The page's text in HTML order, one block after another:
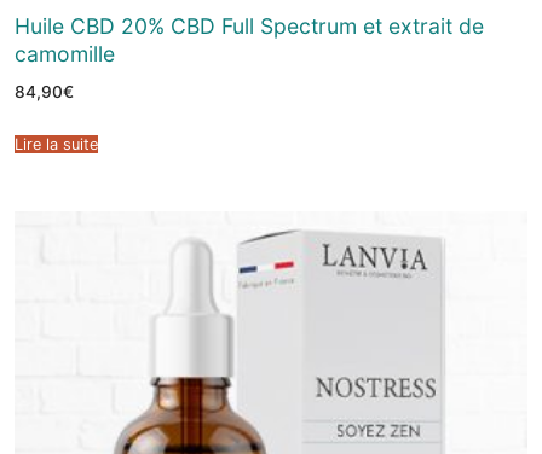
Huile CBD 20% CBD Full Spectrum et extrait de
camomille
84,90€
Lire la suite